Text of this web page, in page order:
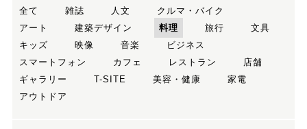
全て
雑誌 人文
クルマ・バイク
アート
建築デザイン 料理 旅行
文具
キッズ
映像 音楽
ビジネス
スマートフォン
カフェ レストラン
店舗
ギャラリー
T-SITE 美容・健康
家電
アウトドア